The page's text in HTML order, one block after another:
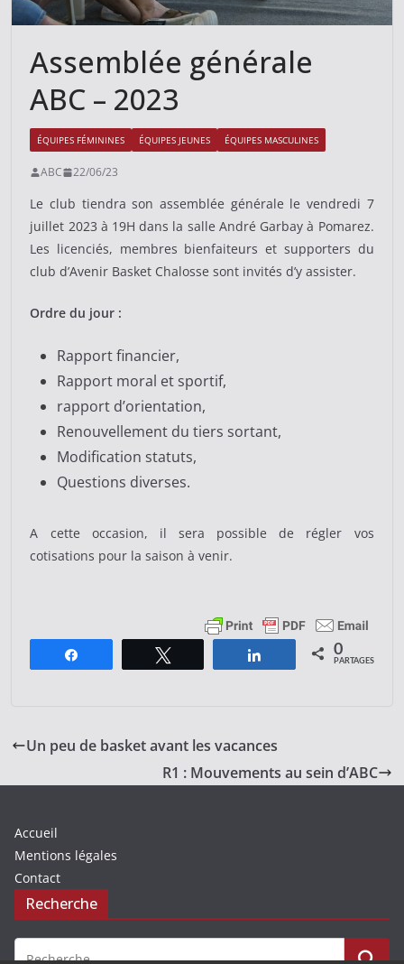
Assemblée générale
ABC – 2023
ÉQUIPES FÉMININES ÉQUIPES JEUNES ÉQUIPES MASCULINES
ABC 22/06/23
Le club tiendra son assemblée générale le vendredi 7
juillet 2023 à 19H dans la salle André Garbay à Pomarez.
Les licenciés, membres bienfaiteurs et supporters du
club d’Avenir Basket Chalosse sont invités d’y assister.
Ordre du jour :
Rapport financier,
Rapport moral et sportif,
rapport d’orientation,
Renouvellement du tiers sortant,
Modification statuts,
Questions diverses.
A cette occasion, il sera possible de régler vos
cotisations pour la saison à venir.
Partagez 0
PARTAGES
Un peu de basket avant les vacances
R1 : Mouvements au sein d’ABC
Accueil
Mentions légales
Contact
Recherche